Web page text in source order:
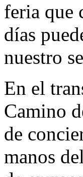
feria que
días
nuestro
En el
Camino
de
manos